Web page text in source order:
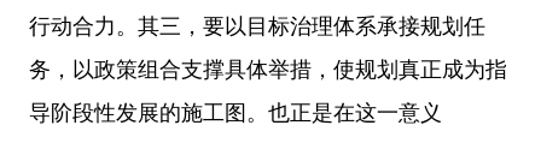
行动合力。其三，要以目标治理体系承接规划任
务，以政策组合支撑具体举措，使规划真正成为指
导阶段性发展的施工图。也正是在这一意义